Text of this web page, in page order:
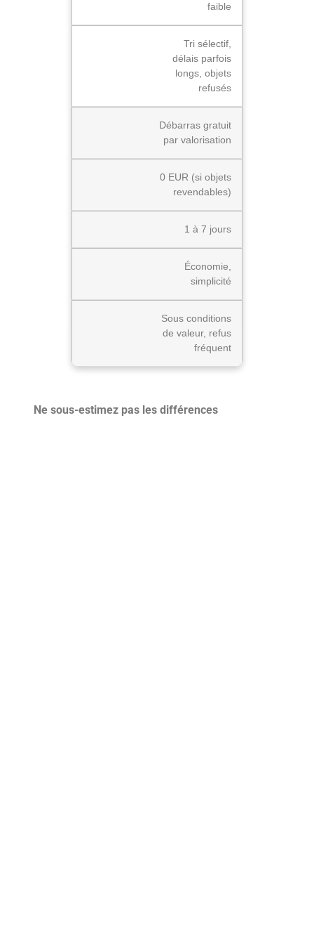
faible
Tri sélectif,
délais parfois
longs, objets
refusés
Débarras gratuit
par valorisation
0 EUR (si objets
revendables)
1 à 7 jours
Économie,
simplicité
Sous conditions
de valeur, refus
fréquent
Ne sous-estimez pas les différences